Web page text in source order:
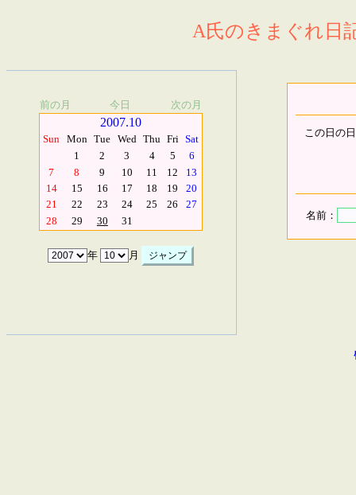
A氏のきまぐれ日
前の月 今日 次の月
2007.10
Sun Mon Tue Wed Thu Fri Sat
1
2 3 4 5
6
7
8 9 10 11 12
13
14
15 16 17 18 19
20
21
22 23 24 25 26
27
28
29 30 31
年 月
この日の
名前：